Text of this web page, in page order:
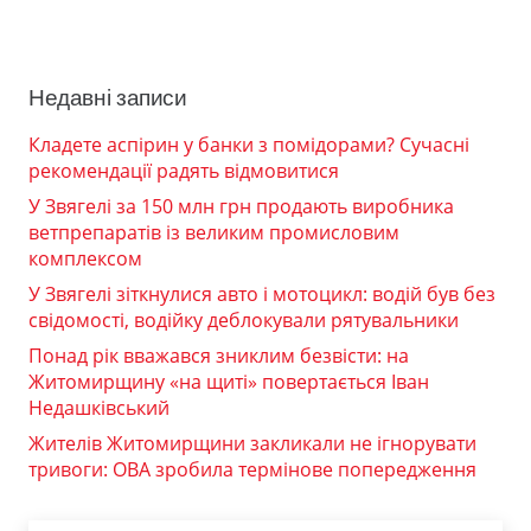
Недавні записи
Кладете аспірин у банки з помідорами? Сучасні
рекомендації радять відмовитися
У Звягелі за 150 млн грн продають виробника
ветпрепаратів із великим промисловим
комплексом
У Звягелі зіткнулися авто і мотоцикл: водій був без
свідомості, водійку деблокували рятувальники
Понад рік вважався зниклим безвісти: на
Житомирщину «на щиті» повертається Іван
Недашківський
Жителів Житомирщини закликали не ігнорувати
тривоги: ОВА зробила термінове попередження